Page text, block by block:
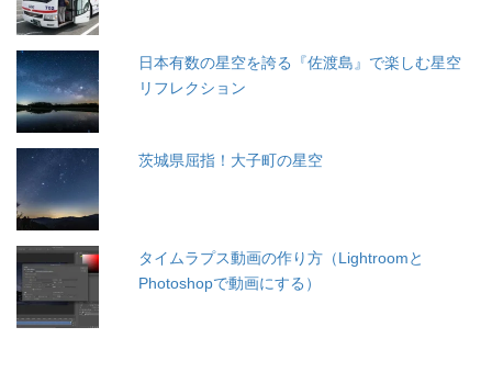
日本有数の星空を誇る『佐渡島』で楽しむ星空
リフレクション
茨城県屈指！大子町の星空
タイムラプス動画の作り方（Lightroomと
Photoshopで動画にする）